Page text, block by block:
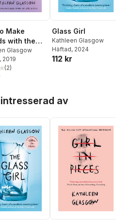
Make
with the
Glasgow
, 2019
5 stjärnor. Totalt antal röster:
(2)
Glass Girl
Kathleen Glasgow
Häftad, 2024
112 kr
av